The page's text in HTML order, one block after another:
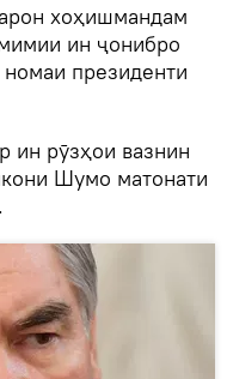
хоҳишмандам
ин ҷонибро
президенти
ин рӯзҳои вазнин
Шумо матонати